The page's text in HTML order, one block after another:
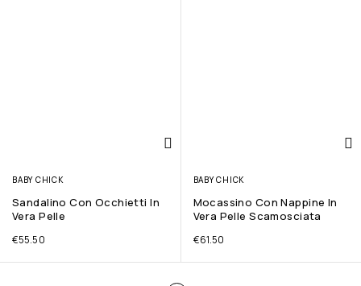
BABY CHICK
Sandalino Con Occhietti In
Vera Pelle
€55.50
BABY CHICK
Mocassino Con Nappine In
Vera Pelle Scamosciata
€61.50